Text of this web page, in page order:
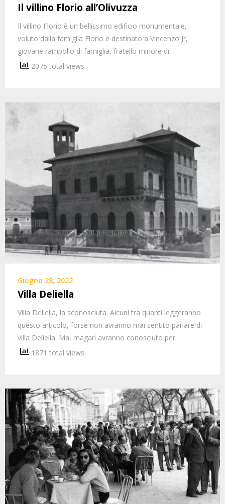
Il villino Florio all’Olivuzza
Il villino Florio è un bellissimo edificio monumentale,
voluto dalla famiglia Florio e destinato a Vincenzo Jr,
giovane rampollo di famiglia, fratello minore di…
2075 total views
Giugno 28, 2022
Villa Deliella
Villa Deliella, la sconosciuta. Alcuni tra quanti leggeranno
questo articolo, forse non avranno mai sentito parlare di
villa Deliella. Ma, magari avranno conosciuto per…
1871 total views